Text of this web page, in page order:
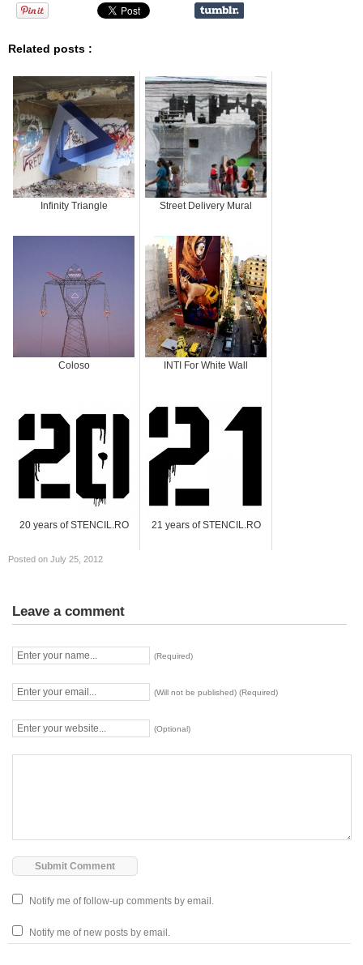
Related posts :
Infinity Triangle Street Delivery Mural
Coloso INTI For White Wall
20 years of STENCIL.RO 21 years of STENCIL.RO
Posted on July 25, 2012
Leave a comment
(Required)
(Will not be published) (Required)
(Optional)
Notify me of follow-up comments by email.
Notify me of new posts by email.